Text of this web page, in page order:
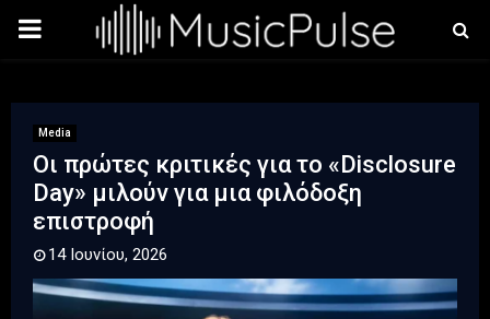
PRIMARY
Media
Οι πρώτες κριτικές για το «Disclosure
Day» μιλούν για μια φιλόδοξη
επιστροφή
14 Ιουνίου, 2026